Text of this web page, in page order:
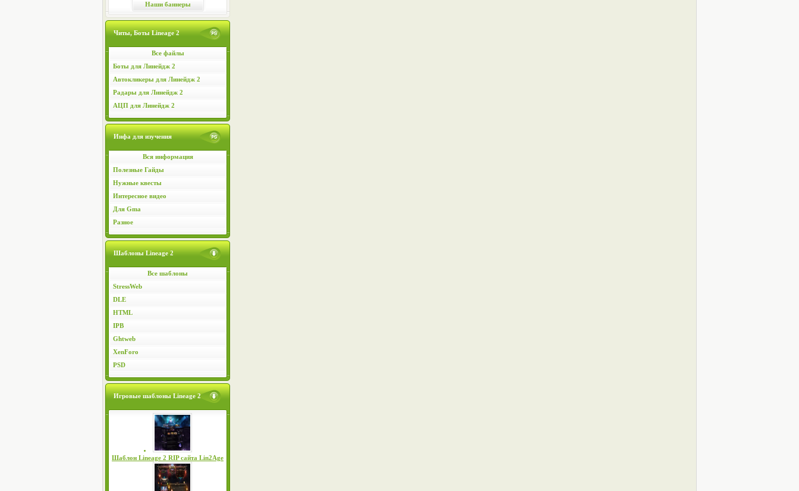
Наши баннеры
Читы, Боты Lineage 2
Все файлы
Боты для Линейдж 2
Автокликеры для Линейдж 2
Радары для Линейдж 2
АЦП для Линейдж 2
Инфа для изучения
Вся информация
Полезные Гайды
Нужные квесты
Интересное видео
Для Gma
Разное
Шаблоны Lineage 2
Все шаблоны
StressWeb
DLE
HTML
IPB
Ghtweb
XenForo
PSD
Игровые шаблоны Lineage 2
Шаблон Lineage 2 RIP сайта Lin2Age